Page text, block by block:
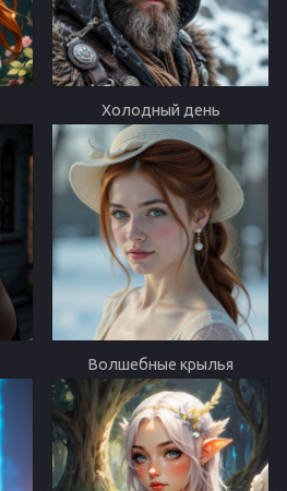
Холодный день
Волшебные крылья